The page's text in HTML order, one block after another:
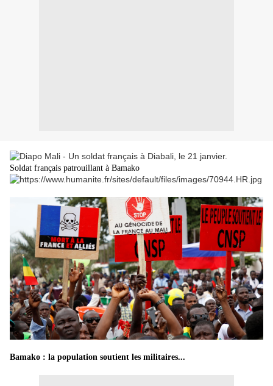
Soldat français patrouillant à Bamako
Bamako : la population soutient les militaires...